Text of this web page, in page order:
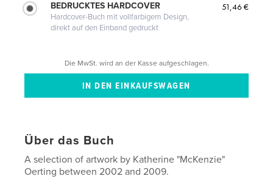
BEDRUCKTES HARDCOVER
Hardcover-Buch mit vollfarbigem Design,
direkt auf den Einband gedruckt
51,46 €
Die MwSt. wird an der Kasse aufgeschlagen.
Über das Buch
A selection of artwork by Katherine "McKenzie"
Oerting between 2002 and 2009.